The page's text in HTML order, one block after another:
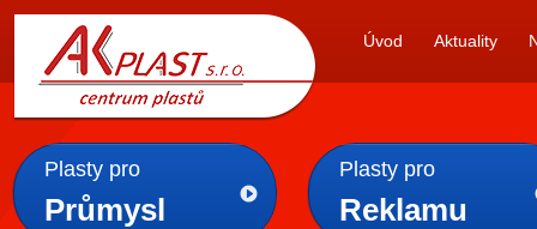
AKPLAST s.r.o.
Úvod Aktuality
Plasty pro
Průmysl
Plasty pro
Reklamu